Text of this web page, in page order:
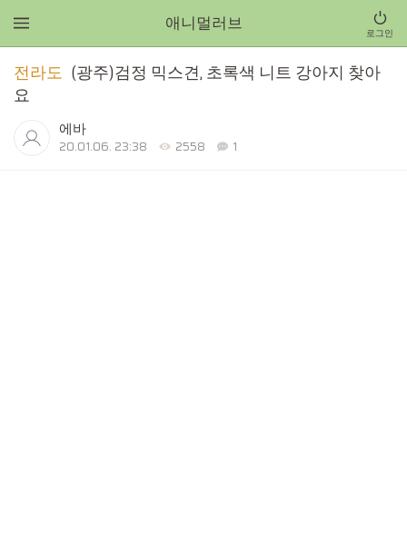
애니멀러브 로그인
전라도 (광주)검정 믹스견, 초록색 니트 강아지 찾아
요
에바
20.01.06. 23:38 2558 1